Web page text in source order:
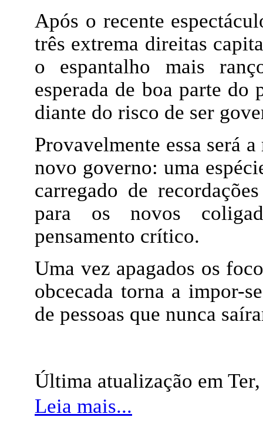
Após o recente
três extrema direitas
o espantalho mais
esperada de boa parte
diante do risco de ser
Provavelmente essa será
novo governo: uma
carregado de
para os novos
pensamento crítico.
Uma vez apagados os
obcecada torna a impor-
de pessoas que nunca
Última atualização em
Leia mais...